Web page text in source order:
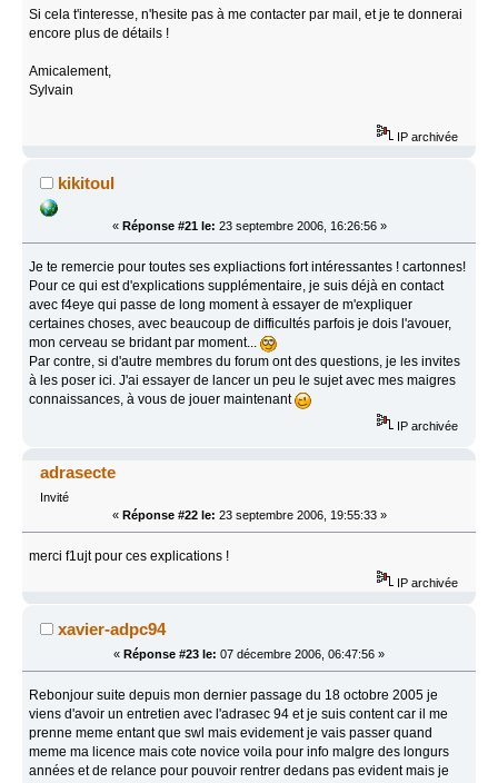
Si cela t'interesse, n'hesite pas à me contacter par mail, et je te donnerai
encore plus de détails !
Amicalement,
Sylvain
IP archivée
kikitoul
« Réponse #21 le: 23 septembre 2006, 16:26:56 »
Je te remercie pour toutes ses expliactions fort intéressantes ! cartonnes!
Pour ce qui est d'explications supplémentaire, je suis déjà en contact
avec f4eye qui passe de long moment à essayer de m'expliquer
certaines choses, avec beaucoup de difficultés parfois je dois l'avouer,
mon cerveau se bridant par moment...
Par contre, si d'autre membres du forum ont des questions, je les invites
à les poser ici. J'ai essayer de lancer un peu le sujet avec mes maigres
connaissances, à vous de jouer maintenant
IP archivée
adrasecte
Invité
« Réponse #22 le: 23 septembre 2006, 19:55:33 »
merci f1ujt pour ces explications !
IP archivée
xavier-adpc94
« Réponse #23 le: 07 décembre 2006, 06:47:56 »
Rebonjour suite depuis mon dernier passage du 18 octobre 2005 je
viens d'avoir un entretien avec l'adrasec 94 et je suis content car il me
prenne meme entant que swl mais evidement je vais passer quand
meme ma licence mais cote novice voila pour info malgre des longurs
années et de relance pour pouvoir rentrer dedans pas evident mais je